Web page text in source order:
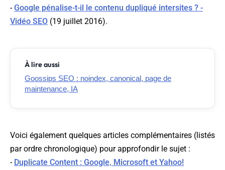
-Google pénalise-t-il le contenu dupliqué intersites ? -
Vidéo SEO (19 juillet 2016).
À lire aussi
Goossips SEO : noindex, canonical, page de
maintenance, IA
Voici également quelques articles complémentaires (listés
par ordre chronologique) pour approfondir le sujet :
- Duplicate Content : Google, Microsoft et Yahoo!